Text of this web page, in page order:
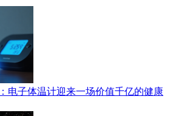
电子体温计迎来一场价值千亿的健康